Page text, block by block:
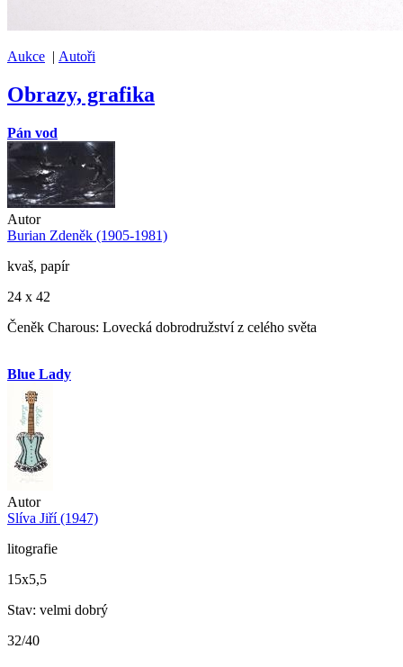
Aukce | Autoři
Obrazy, grafika
Pán vod
Autor
Burian Zdeněk (1905-1981)
kvaš, papír
24 x 42
Čeněk Charous: Lovecká dobrodružství z celého světa
Blue Lady
Autor
Slíva Jiří (1947)
litografie
15x5,5
Stav: velmi dobrý
32/40